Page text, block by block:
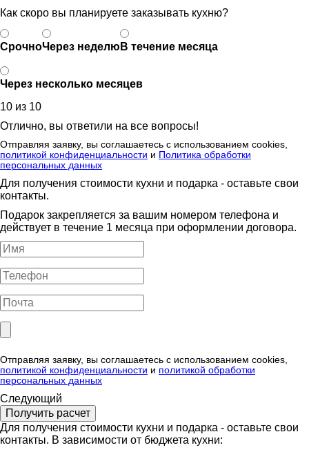
Как скоро вы планируете заказывать кухню?
СрочноЧерез неделю В течение месяца
Через несколько месяцев
10 из 10
Отлично, вы ответили на все вопросы!
Отправляя заявку, вы соглашаетесь с использованием cookies,
политикой конфиденциальности и Политика обработки
персональных данных
Для получения стоимости кухни и подарка - оставьте свои
контакты.
Подарок закрепляется за вашим номером телефона и
действует в течение 1 месяца при оформлении договора.
Отправляя заявку, вы соглашаетесь с использованием cookies,
политикой конфиденциальности и политикой обработки
персональных данных
Следующий
Для получения стоимости кухни и подарка - оставьте свои
контакты. В зависимости от бюджета кухни: